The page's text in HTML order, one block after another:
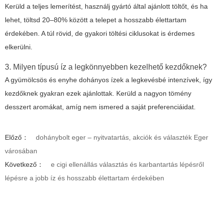
Kerüld a teljes lemerítést, használj gyártó által ajánlott töltőt, és ha
lehet, töltsd 20–80% között a telepet a hosszabb élettartam
érdekében. A túl rövid, de gyakori töltési ciklusokat is érdemes
elkerülni.
3. Milyen típusú íz a legkönnyebben kezelhető kezdőknek?
A gyümölcsös és enyhe dohányos ízek a legkevésbé intenzívek, így
kezdőknek gyakran ezek ajánlottak. Kerüld a nagyon tömény
desszert aromákat, amíg nem ismered a saját preferenciáidat.
Előző：
dohánybolt eger – nyitvatartás, akciók és választék Eger
városában
Következő：
e cigi ellenállás választás és karbantartás lépésről
lépésre a jobb íz és hosszabb élettartam érdekében